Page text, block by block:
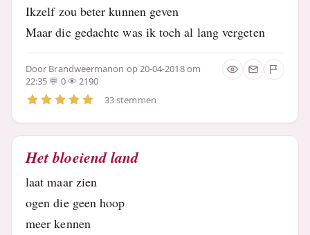
Ikzelf zou beter kunnen geven
Maar die gedachte was ik toch al lang vergeten
Door Brandweermanon op 20-04-2018 om
22:35
0
2190
33 stemmen
Het bloeiend land
laat maar zien
ogen die geen hoop
meer kennen